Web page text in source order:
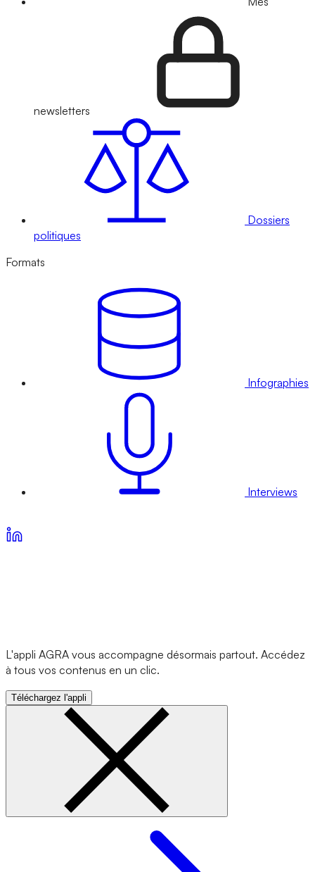
newsletters
Dossiers
politiques
Formats
Infographies
Interviews
L'appli AGRA vous accompagne désormais partout. Accédez
à tous vos contenus en un clic.
Téléchargez l'appli